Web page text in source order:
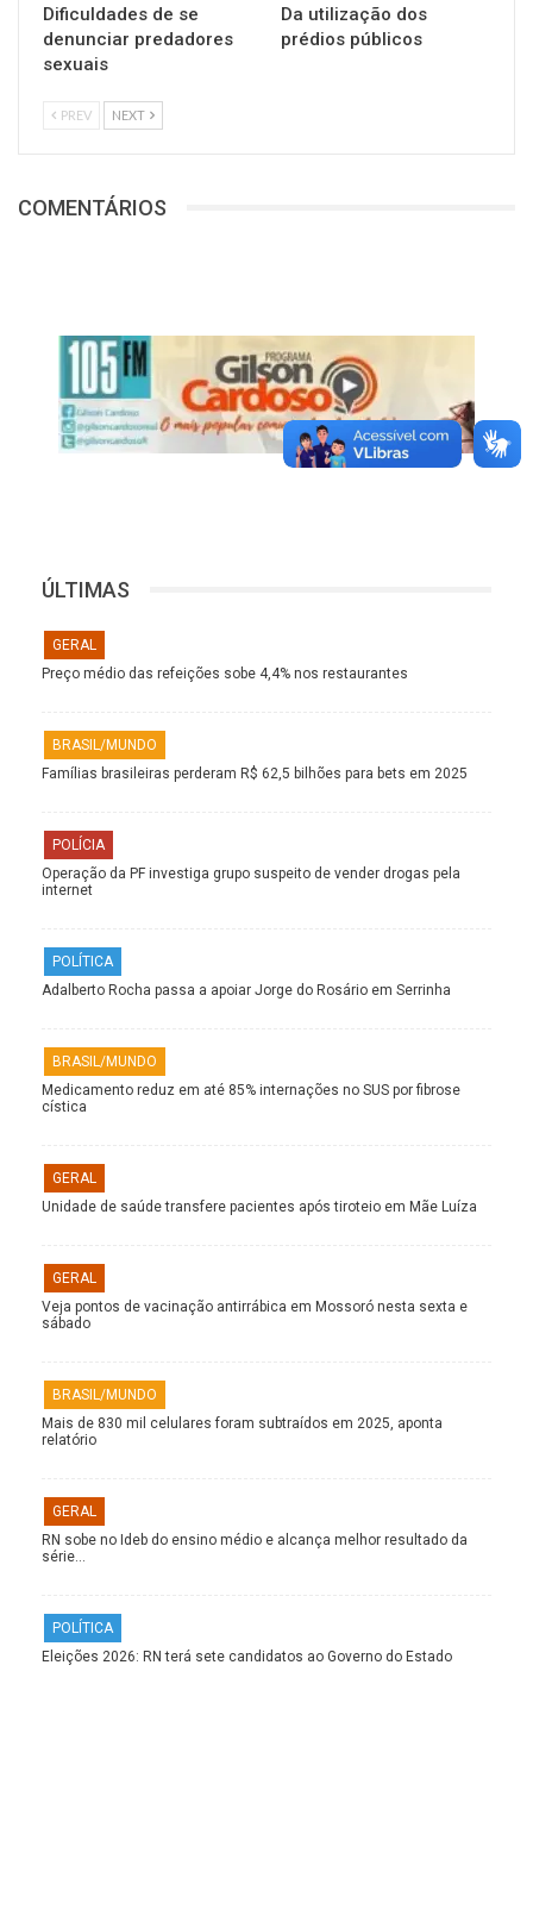
Dificuldades de se
denunciar predadores
sexuais
Da utilização dos
prédios públicos
PREV NEXT
COMENTÁRIOS
ÚLTIMAS
GERAL
Preço médio das refeições sobe 4,4% nos restaurantes
BRASIL/MUNDO
Famílias brasileiras perderam R$ 62,5 bilhões para bets em 2025
POLÍCIA
Operação da PF investiga grupo suspeito de vender drogas pela
internet
POLÍTICA
Adalberto Rocha passa a apoiar Jorge do Rosário em Serrinha
BRASIL/MUNDO
Medicamento reduz em até 85% internações no SUS por fibrose
cística
GERAL
Unidade de saúde transfere pacientes após tiroteio em Mãe Luíza
GERAL
Veja pontos de vacinação antirrábica em Mossoró nesta sexta e
sábado
BRASIL/MUNDO
Mais de 830 mil celulares foram subtraídos em 2025, aponta
relatório
GERAL
RN sobe no Ideb do ensino médio e alcança melhor resultado da
série…
POLÍTICA
Eleições 2026: RN terá sete candidatos ao Governo do Estado